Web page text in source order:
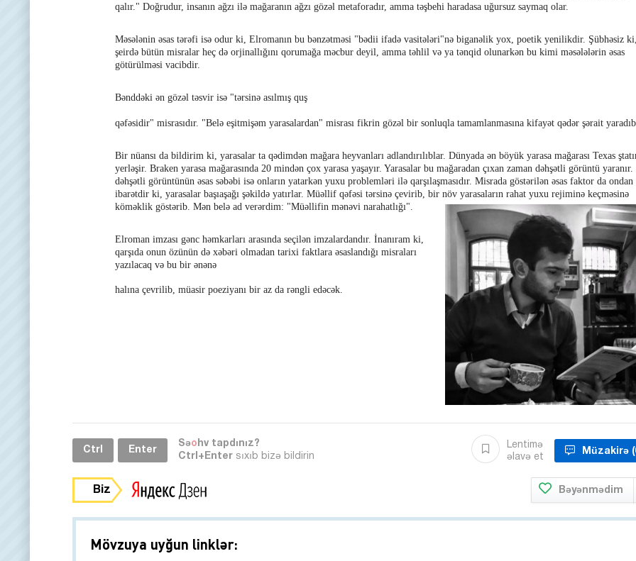
qalır." Doğrudur, insanın ağzı ilə mağaranın ağzı gözəl metaforadır, amma təşbehi haradasa uğursuz saymaq olar.
Məsələnin əsas tərəfi isə odur ki, Elromanın bu bənzətməsi "bədii ifadə vasitələri"nə biganəlik yox, poetik yenilikdir. Şübhəsiz
şeirdə bütün misralar heç də orjinallığını qorumağa məcbur deyil, amma təhlil və ya tənqid olunarkən bu kimi məsələlərin əsas
götürülməsi vacibdir.
Bənddəki ən gözəl təsvir isə "tərsinə asılmış quş
qəfəsidir" misrasıdır. "Belə eşitmişəm yarasalardan" misrası fikrin gözəl bir sonluqla tamamlanmasına kifayət qədər şərait
Bir nüansı da bildirim ki, yarasalar ta qədimdən mağara heyvanları adlandırılıblar. Dünyada ən böyük yarasa mağarası Texas
yerləşir. Braken yarasa mağarasında 20 mindən çox yarasa yaşayır. Yarasalar bu mağaradan çıxan zaman dəhşətli görüntü
dəhşətli görüntünün əsas səbəbi isə onların yatarkən yuxu problemləri ilə qarşılaşmasıdır. Misrada göstərilən əsas faktor da ondan
ibarətdir ki, yarasalar başıaşağı şəkildə yatırlar. Müəllif qəfəsi tərsinə çevirib, bir növ yarasaların rahat yuxu rejiminə keçməsinə
köməklik göstərib. Mən belə ad verərdim: "Müəllifin mənəvi narahatlığı".
Elroman imzası gənc həmkarları arasında seçilən imzalardandır. İnanıram ki,
qarşıda onun özünün də xəbəri olmadan tarixi faktlara əsaslandığı misraları
yazılacaq və bu bir ənənə
halına çevrilib, müasir poeziyanı bir az da rəngli edəcək.
Ctrl Enter
Səo hv tapdınız?
Ctrl+Enter sıxıb bizə bildirin
Lentimə
əlavə et
Müzakirə
Biz Bəyənmədim
Mövzuya uyğun linklər: